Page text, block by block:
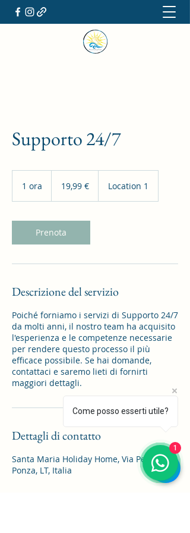
Supporto 24/7
1 ora 19,99 € Location 1
Prenota
Descrizione del servizio
Poiché forniamo i servizi di Supporto 24/7
da molti anni, il nostro team ha acquisito
l'esperienza e le competenze necessarie
per rendere questo processo il più
efficace possibile. Se hai domande,
contattaci e saremo lieti di fornirti
maggiori dettagli.
Dettagli di contatto
Santa Maria Holiday Home, Via Pezza,
Ponza, LT, Italia
Come posso esserti utile?
1